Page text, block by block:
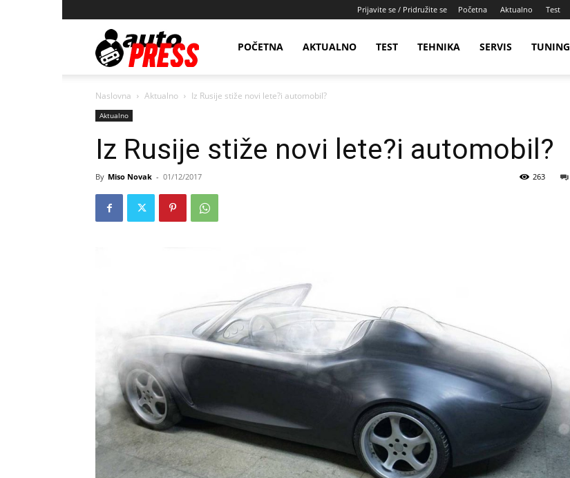
Prijavite se / Pridružite se Početna Aktualno Test
AutopressHRPOČETNA AKTUALNO TEST TEHNIKA SERVIS TUNING
Naslovna Aktualno Iz Rusije stiže novi lete?i automobil?
Aktualno
Iz Rusije stiže novi lete?i automobil?
By Miso Novak - 01/12/2017 263